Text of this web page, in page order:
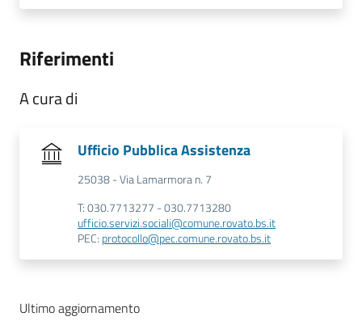
Riferimenti
A cura di
Ufficio Pubblica Assistenza
25038 - Via Lamarmora n. 7
T: 030.7713277 - 030.7713280
ufficio.servizi.sociali@comune.rovato.bs.it
PEC: protocollo@pec.comune.rovato.bs.it
Ultimo aggiornamento